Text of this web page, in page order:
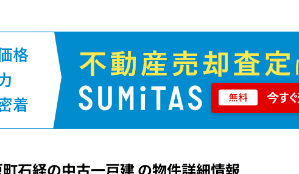
石経の中古一戸建 の物件詳細情報